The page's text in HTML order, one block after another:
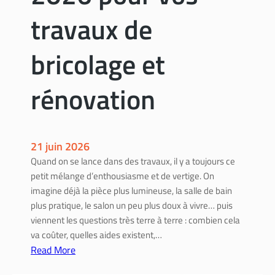
r
e
p
r
s
s
t
r
g
e
a
v
a
travaux de
bricolage et
rénovation
21 juin 2026
Quand on se lance dans des travaux, il y a toujours ce
petit mélange d’enthousiasme et de vertige. On
imagine déjà la pièce plus lumineuse, la salle de bain
plus pratique, le salon un peu plus doux à vivre… puis
viennent les questions très terre à terre : combien cela
va coûter, quelles aides existent,…
Read More